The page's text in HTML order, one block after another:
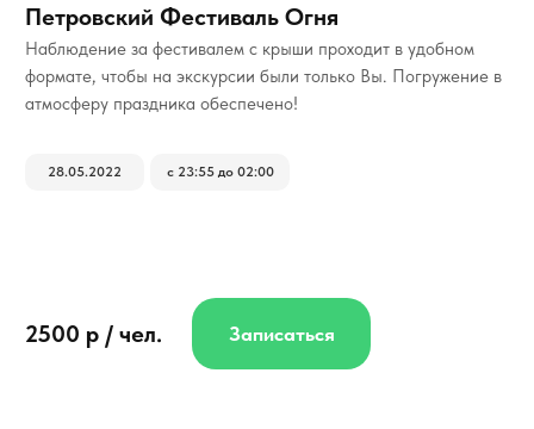
Наблюдение за фестивалем с крыши проходит в удобном
формате, чтобы на экскурсии были только Вы. Погружение в
атмосферу праздника обеспечено!
2500 р / чел.
28.05.2022 с 23:55 до 02:00
Записаться
Петровский Фестиваль Огня